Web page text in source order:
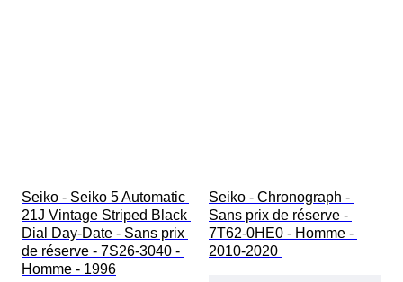
Seiko - Seiko 5 Automatic
21J Vintage Striped Black
Dial Day-Date - Sans prix
de réserve - 7S26-3040 -
Homme - 1996
Seiko - Chronograph -
Sans prix de réserve -
7T62-0HE0 - Homme -
2010-2020